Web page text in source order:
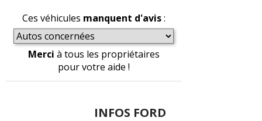
Ces véhicules manquent d'avis:
Merci à tous les propriétaires
pour votre aide !
INFOS FORD